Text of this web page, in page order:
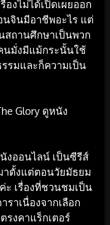
องไม่ได้เปิดเผยออก
จินมีอาชีพอะไร แต่
ถานศึกษาเป็นพวก
มั่งมีแม้กระนั้นใช้
รมและก็ความเป็น
Glory ดูหนัง
งออนไลน์ เป็นซีรีส์
าตั้งแต่ตอนวัยมัธยม
ะ เรื่องที่ชวนชมเป็น
ราเนื่องจากเลือก
รงคาแร็กเตอร์